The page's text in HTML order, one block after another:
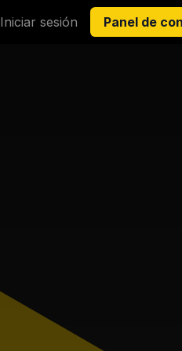
Iniciar sesión Panel de